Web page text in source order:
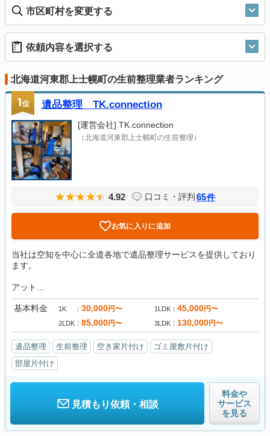
市区町村を変更する
依頼内容を選択する
北海道河東郡上士幌町の生前整理業者ランキング
1位 遺品整理 TK.connection
[運営会社] TK.connection
（北海道河東郡上士幌町の生前整理）
4.92 口コミ・評判 65件
お気に入りに追加
当社は空知を中心に全道各地で遺品整理サービスを提供しており
ます。
アット...
基本料金 1K 30,000円〜 1LDK 45,000円〜
2LDK 85,000円〜 3LDK 130,000円〜
遺品整理 生前整理 空き家片付け
ゴミ屋敷片付け
部屋片付け
見積もり依頼・相談
料金や
サービス
を見る